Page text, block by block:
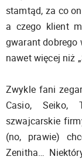
stamtąd, za co
a czego klient
gwarant dobrego
nawet więcej niż
Zwykle fani
Casio, Seiko,
szwajcarskie
(no, prawie)
Zenitha…